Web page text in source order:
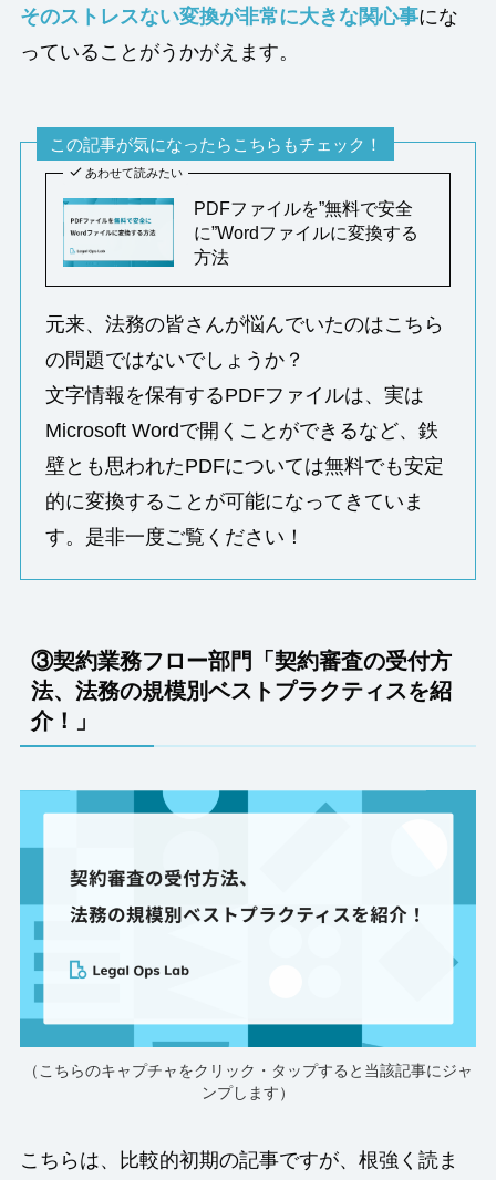
そのストレスない変換が非常に大きな関心事にな
っていることがうかがえます。
この記事が気になったらこちらもチェック！
あわせて読みたい
PDFファイルを”無料で安全
に”Wordファイルに変換する
方法
元来、法務の皆さんが悩んでいたのはこちら
の問題ではないでしょうか？
文字情報を保有するPDFファイルは、実は
Microsoft Wordで開くことができるなど、鉄
壁とも思われたPDFについては無料でも安定
的に変換することが可能になってきていま
す。是非一度ご覧ください！
③契約業務フロー部門「契約審査の受付方
法、法務の規模別ベストプラクティスを紹
介！」
（こちらのキャプチャをクリック・タップすると当該記事にジャ
ンプします）
こちらは、比較的初期の記事ですが、根強く読ま